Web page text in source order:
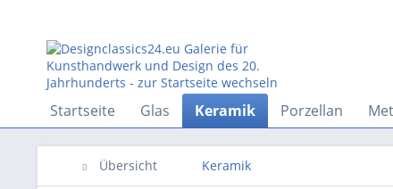
Startseite Glas Keramik Porzellan
Übersicht Keramik